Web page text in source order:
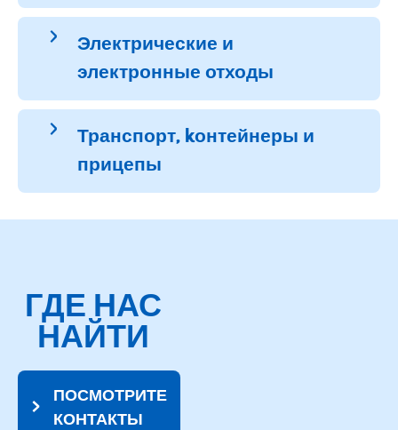
Электрические и
электронные отходы
Транспорт, kонтейнеры и
прицепы
ГДЕ НАС
НАЙТИ
ПОСМОТРИТЕ
КОНТАКТЫ